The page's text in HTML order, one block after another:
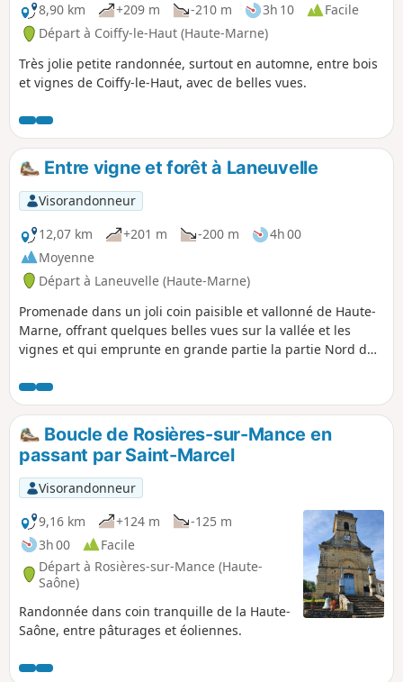
8,90 km
+209 m -210 m 3h 10
Facile
Départ à Coiffy-le-Haut (Haute-Marne)
Très jolie petite randonnée, surtout en automne, entre bois
et vignes de Coiffy-le-Haut, avec de belles vues.
Entre vigne et forêt à Laneuvelle
Visorandonneur
12,07 km
+201 m -200 m
4h 00
Moyenne
Départ à Laneuvelle (Haute-Marne)
Promenade dans un joli coin paisible et vallonné de Haute-
Marne, offrant quelques belles vues sur la vallée et les
vignes et qui emprunte en grande partie la partie Nord du
Jaune n'est plus bien entretenu.
Boucle de Rosières-sur-Mance en
passant par Saint-Marcel
Visorandonneur
9,16 km
+124 m
-125 m
3h 00
Facile
Départ à Rosières-sur-Mance (Haute-
Saône)
Randonnée dans coin tranquille de la Haute-
Saône, entre pâturages et éoliennes.